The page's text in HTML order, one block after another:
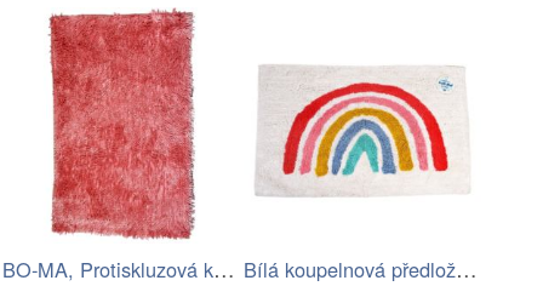
BO-MA, Protiskluzová koupelnová… Bílá koupelnová předložka 83x52,5 cm…